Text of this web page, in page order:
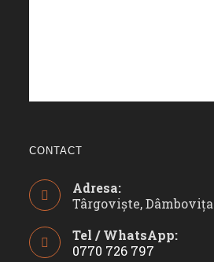
CONTACT
Adresa:
Târgoviște, Dâmbovița
Tel / WhatsApp:
0770 726 797